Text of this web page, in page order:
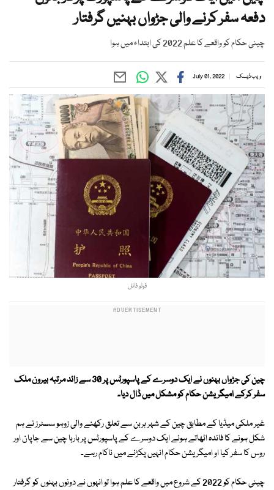
دفعہ سفر کرنے والی جڑواں بہنیں گرفتار
چینی حکام کو واقعے کا علم 2022 کی ابتداء میں ہوا
ویب ڈیسک July 01, 2022
فوٹو فائل
چین کی جڑواں بہنوں نے ایک دوسرے کے پاسپورٹس پر 30 سے زائد مرتبہ بیرون ملک
سفر کرکے امیگریشن حکام کو مشکل میں ڈال دیا۔
غیر ملکی میڈیا کے مطابق چین کے شہر ہربن سے تعلق رکھنے والی زوہو سسٹرز نے ہم
شکل ہونے کا فائدہ اٹھاتے ہوئے ایک دوسرے کے پاسپورٹس پر بارہا چین سے جاپان اور
روس کا سفر کیا او امیگریشن حکام انہیں پکڑنے میں ناکام رہے۔
چینی حکام کو 2022 کے شروع میں واقعے کا علم ہوا تو انہوں نے دونوں بہنوں کو گرفتار